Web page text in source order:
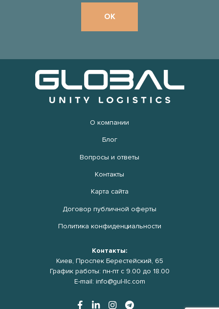
О компании
Блог
Вопросы и ответы
Контакты
Карта сайта
Договор публичной оферты
Политика конфиденциальности
Контакты:
Киев, Проспек Берестейский, 65
График работы: пн-пт с 9.00 до 18.00
E-mail: info@gul-llc.com